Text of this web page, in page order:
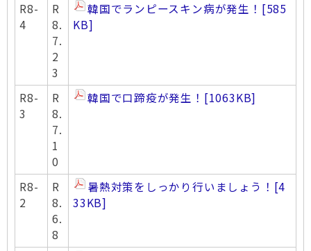
R8-
4
R
8.
7.
2
3
韓国でランピースキン病が発生！ [585
KB]
R8-
3
R
8.
7.
1
0
韓国で口蹄疫が発生！ [1063KB]
R8-
2
R
8.
6.
8
暑熱対策をしっかり行いましょう！ [4
33KB]